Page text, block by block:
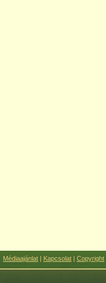
Médiaajánlat | Kapcsolat | Copyright